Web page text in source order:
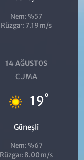
Nem: %57
Rüzgar: 7.19 m/s
14 AĞUSTOS
CUMA
19°
Güneşli
Nem: %67
Rüzgar: 8.00 m/s